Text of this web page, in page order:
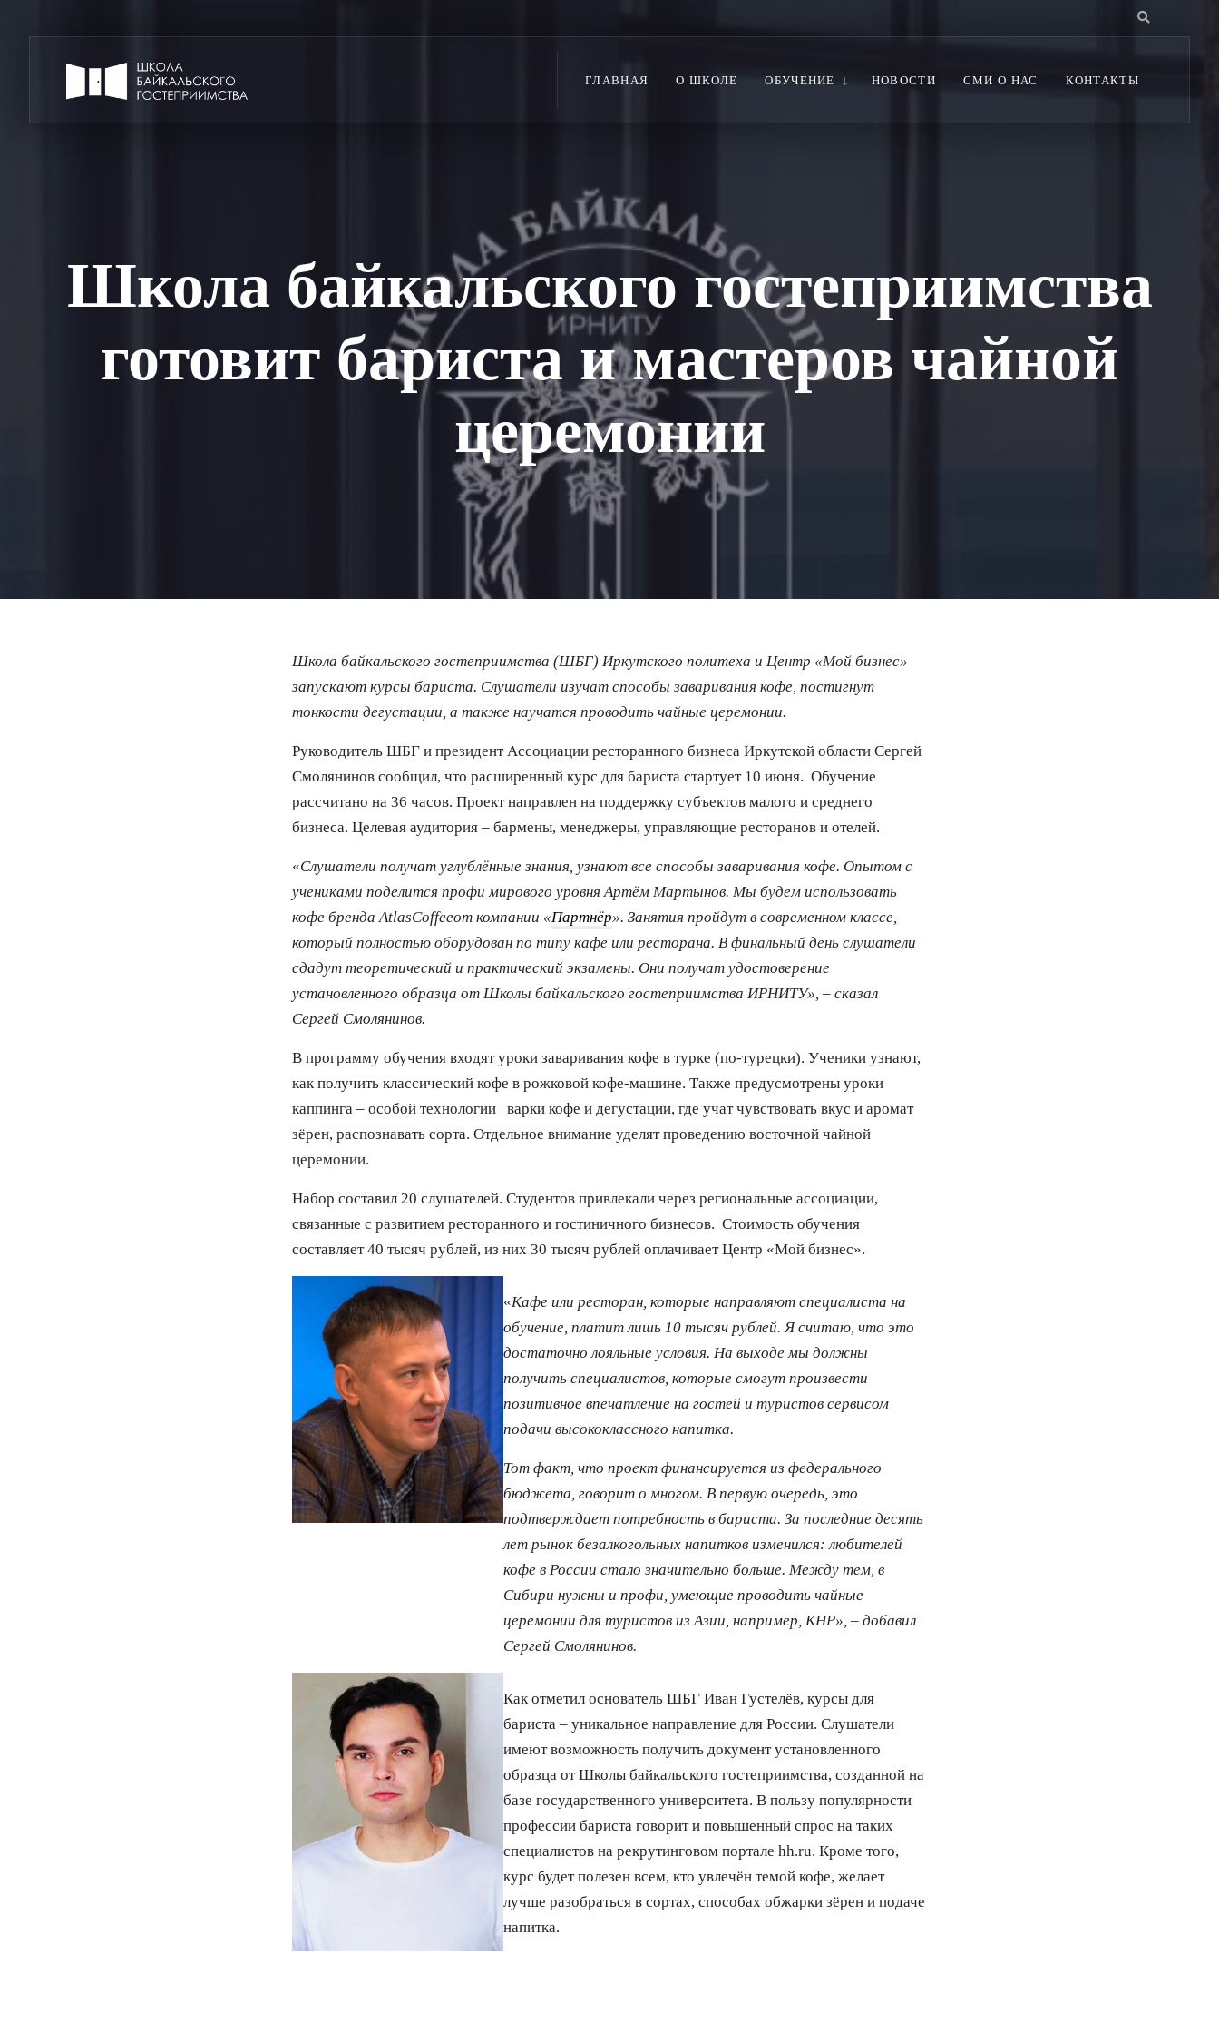
ГЛАВНАЯ О ШКОЛЕ ОБУЧЕНИЕ НОВОСТИ СМИ О НАС КОНТАКТЫ
Школа байкальского гостеприимства
готовит бариста и мастеров чайной
церемонии
Школа байкальского гостеприимства (ШБГ) Иркутского политеха и Центр «Мой бизнес»
запускают курсы бариста. Слушатели изучат способы заваривания кофе, постигнут
тонкости дегустации, а также научатся проводить чайные церемонии.
Руководитель ШБГ и президент Ассоциации ресторанного бизнеса Иркутской области Сергей
Смолянинов сообщил, что расширенный курс для бариста стартует 10 июня. Обучение
рассчитано на 36 часов. Проект направлен на поддержку субъектов малого и среднего
бизнеса. Целевая аудитория – бармены, менеджеры, управляющие ресторанов и отелей.
«Слушатели получат углублённые знания, узнают все способы заваривания кофе. Опытом с
учениками поделится профи мирового уровня Артём Мартынов. Мы будем использовать
кофе бренда AtlasCoffeeот компании «Партнёр». Занятия пройдут в современном классе,
который полностью оборудован по типу кафе или ресторана. В финальный день слушатели
сдадут теоретический и практический экзамены. Они получат удостоверение
установленного образца от Школы байкальского гостеприимства ИРНИТУ», – сказал
Сергей Смолянинов.
В программу обучения входят уроки заваривания кофе в турке (по-турецки). Ученики узнают,
как получить классический кофе в рожковой кофе-машине. Также предусмотрены уроки
каппинга – особой технологии варки кофе и дегустации, где учат чувствовать вкус и аромат
зёрен, распознавать сорта. Отдельное внимание уделят проведению восточной чайной
церемонии.
Набор составил 20 слушателей. Студентов привлекали через региональные ассоциации,
связанные с развитием ресторанного и гостиничного бизнесов. Стоимость обучения
составляет 40 тысяч рублей, из них 30 тысяч рублей оплачивает Центр «Мой бизнес».
«Кафе или ресторан, которые направляют специалиста на
обучение, платит лишь 10 тысяч рублей. Я считаю, что это
достаточно лояльные условия. На выходе мы должны
получить специалистов, которые смогут произвести
позитивное впечатление на гостей и туристов сервисом
подачи высококлассного напитка.
Тот факт, что проект финансируется из федерального
бюджета, говорит о многом. В первую очередь, это
подтверждает потребность в бариста. За последние десять
лет рынок безалкогольных напитков изменился: любителей
кофе в России стало значительно больше. Между тем, в
Сибири нужны и профи, умеющие проводить чайные
церемонии для туристов из Азии, например, КНР», – добавил
Сергей Смолянинов.
Как отметил основатель ШБГ Иван Густелёв, курсы для
бариста – уникальное направление для России. Слушатели
имеют возможность получить документ установленного
образца от Школы байкальского гостеприимства, созданной на
базе государственного университета. В пользу популярности
профессии бариста говорит и повышенный спрос на таких
специалистов на рекрутинговом портале hh.ru. Кроме того,
курс будет полезен всем, кто увлечён темой кофе, желает
лучше разобраться в сортах, способах обжарки зёрен и подаче
напитка.